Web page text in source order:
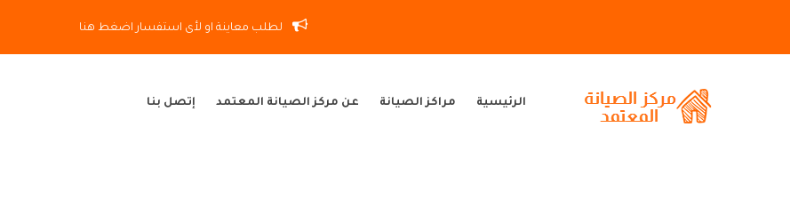
لطلب معاينة او لأى استفسار اضغط هنا
الرئيسية مراكز الصيانة عن مركز الصيانة المعتمد إتصل بنا